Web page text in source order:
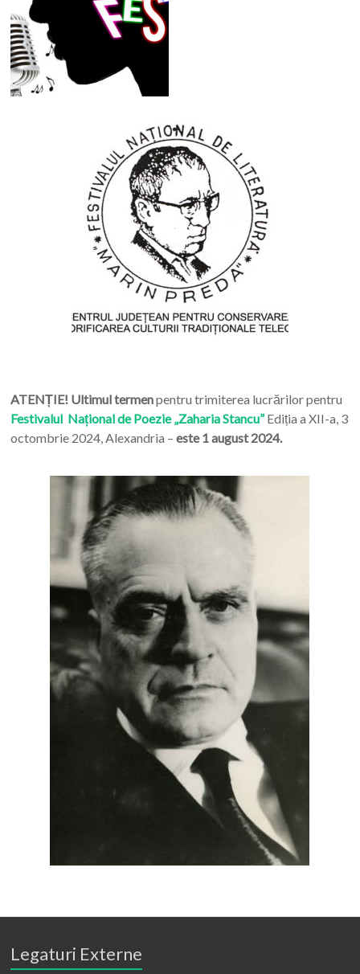
ATENȚIE! Ultimul termenpentru trimiterea lucrărilor pentru
Festivalul Național de Poezie „Zaharia Stancu”Ediția a XII-a, 3
octombrie 2024, Alexandria – este 1 august 2024.
Legaturi Externe